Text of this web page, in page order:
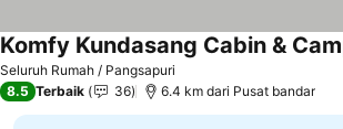
Seluruh Rumah / Pangsapuri
8.5 Terbaik 36 6.4 km dari Pusat bandar